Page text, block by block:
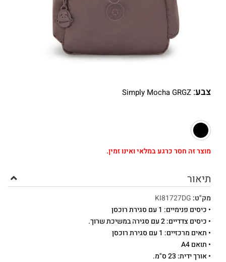
צבע:
Simply Mocha GRGZ
מוצר זה חסר כרגע במלאי ואינו זמין.
תיאור
מק"ט: KI81727DG
• כיסים פנימיים: 1 עם סגירת רוכסן
• כיסים צדדיים: 2 עם סגירה במשיכת שרוך.
• תאים מרכזיים: 1 עם סגירת רוכסן
• תואם A4
• אורך ידית: 23 ס"מ.